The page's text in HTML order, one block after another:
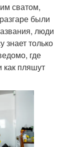
сватом,
были
люди
знает только
где
как пляшут